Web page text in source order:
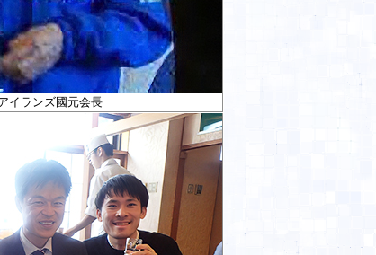
イランズ國元会長